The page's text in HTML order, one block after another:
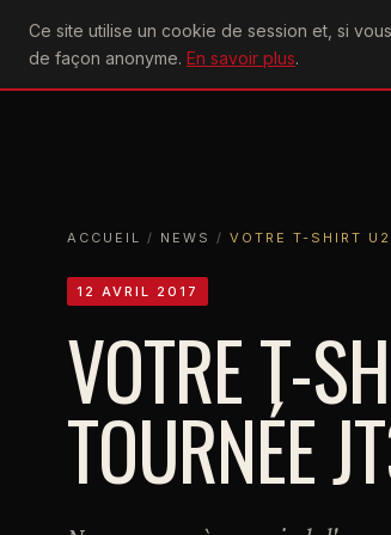
Ce site utilise un cookie de session et, si
de façon anonyme. En savoir plus.
U2achtung
ACCUEIL
ACCUEIL / NEWS / VOTRE T-SHIRT
12 AVRIL 2017
VOTRE T-
TOURNÉE